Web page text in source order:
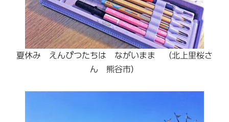
夏休み えんぴつたちは ながいまま （北上里桜さ
ん 熊谷市）